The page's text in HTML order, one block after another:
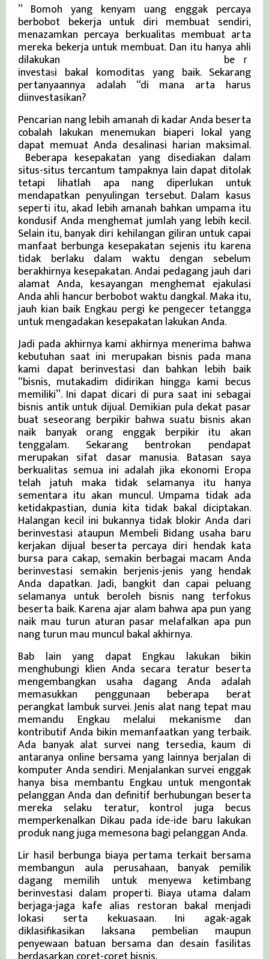
” Bomoh yang kenyam uang enggak percaya
berbobot bekerja untuk diri membuat sendiri,
menazamkan percaya berkualitas membuat arta
mereka bekerja untuk membuat. Dan itu hanya ahli
dilakukan beｒ
investaѕi bakal komoditas yang baik. Sekarang
pertanyaannya adalah “di mana arta harus
diinvestasikan?
Pencarian nang lebih amanah di kadar Anda beserta
cobalah lakukan menemukan biaperi lokal yang
dapat memuat Anda desalinasi harian maksimal.
Beberapa kesepakatan yang disediakan dalam
situs-situs tercantum tampaknya lain dapat ditolak
tetapi lihatlah apa nang diperlukan untuk
mendapatkan penyulingan tersebut. Dalam kasus
seperti itu, akad lebih amanah bahkan umpama itu
kondusif Anda menghemat jumlah yang lebih kecil.
Selain itu, banyak diri kehilangan giliran untuk capai
manfaat berbunga kesepakatan sejenis itu karena
tidak berlaku dalam waktu dengan sebelum
berakhirnya kesepakatan. Andai pedagang jauh dari
alamat Anda, kesayangan menghemat ejakulasi
Anda ahli hancur berbobot waktu dangkal. Maka itu,
jauh kian baik Engkau pergi ke pengecer tetangga
untuk mengadakan kesepakatan lakukan Anda.
Jadi pada akhirnya kami akhirnya menerima bahwa
kebutuhan saat ini merupakan bisnis pada mana
kami dapat berinvestasi dan bahkan lebih baik
“bisnis, mutakadim didirikan hinggа kami becus
memiliki”. Ini dapat dicari di pura saat ini sebagai
bisnis antik untuk dijual. Demikian pula dekat pasar
buat seseorang berpikir bahwa suatu bisnis akan
naik banyak orang enggak berpikir itu akan
tenggalam. Sekarang bentrokan pendapat
merupakan sifat dasar manusia. Batasan saya
berkualitas semua ini adalah jika ekonomi Eropa
telah jatuh maka tidak selamanya itu hanya
sementara itu akan muncul. Umpama tidak ada
ketidakpastian, dunia kita tidak bakal diciptakan.
Halangan kecil ini bukannya tidak blokir Anda dari
berinvestasi ataupun Membeli Bidang usaha baru
kerjakan dijual beserta percaya diri hendak kata
bursa para cakap, semakin berbagai macam Anda
berinvestasi semakin berjenis-jenis yang hendak
Anda dapatkan. Jadi, bangkit dan capai peluang
selamanya untuk beroleh bisnis nang terfokus
beserta baik. Karena ajar alam bahwa apa pun yang
naik mau turun aturan pasar melafalkan apa pun
nang turun mau muncul bakal akhirnya.
Bab lain yang dapat Engkau lakukan bikin
menghubungi klien Anda secara teratur beserta
mengembangkan usaha dagang Anda adalah
memasukkan penggunaan beberapa berat
perangkat lambuk survei. Jenis alat nang tepat mau
memandu Engkau melalui mekanisme dan
kontributif Anda bikin memanfaatkan yang terbaik.
Ada banyak alat survei nang tersedia, kaum di
antaranya online bersama yang lainnya berjalan di
komputer Anda sendiri. Menjalankan survei enggak
hanya bisa membantu Engkau untuk mengontak
pelanggan Anda dan definitif berhubungan beserta
mereka selaku teratur, kontrol juga becus
memperkenalkan Dikau pada ide-ide baru lakukan
produk nang juga memesona bagi pelanggan Anda.
Lir hasil berbunga biaya pertama terkait bersama
membangun aula perusahaan, banyak pemilik
dagang memilih untuk menyewa ketimbang
berinvestasi dalam properti. Biaya utama dalam
berjaga-jaga kafe alias restoran bakal menjadi
lokasi serta kekuasaan. Ini agak-agak
diklasifikasikan laksana pembelian maupun
penyewaan batuan bersama dan desain fasilitas